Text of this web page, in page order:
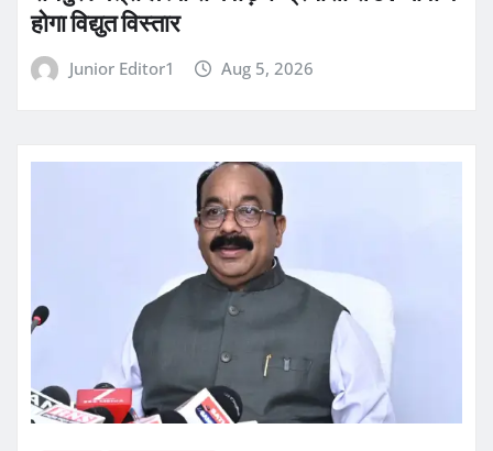
होगा विद्युत विस्तार
Junior Editor1 Aug 5, 2026